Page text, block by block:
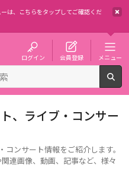
は、
こちらをタップしてご確認くだ
ログイン 会員登録 メニュー
、ライブ・コンサー
ンサート情報をご紹介します。
連画像、動画、記事など、様々